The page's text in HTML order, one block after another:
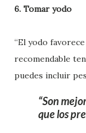
6. Tomar yodo
“El yodo favorece
recomendable
puedes incluir
Son
que los